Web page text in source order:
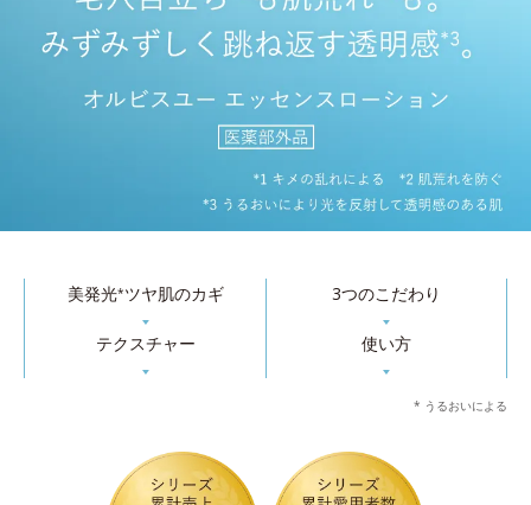
美発光*ツヤ肌のカギ
▼
3つのこだわり
▼
テクスチャー
▼
使い方
▼
* うるおいによる